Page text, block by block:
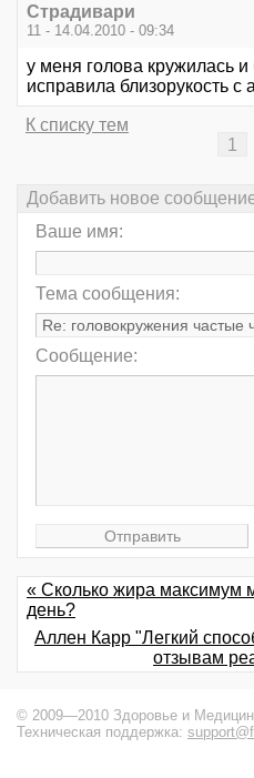
Страдивари
11 - 14.04.2010 - 09:34
у меня голова кружилась
исправила близорукость с
К списку тем
1
Добавить новое
Ваше имя:
Тема сообщения:
Сообщение:
« Сколько жира максимум
день?
Аллен Карр "Легкий
отзывам
© 2009—2010 Здоровье и
Техническая поддержка: